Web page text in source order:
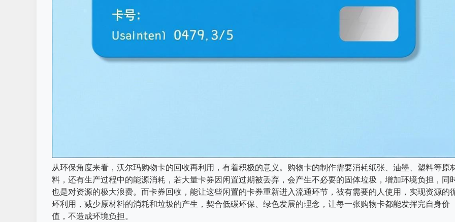
从环保角度来看，沃尔玛购物卡的回收再利用，有着积极的意义。购物卡的制作需要消耗纸张、油墨、塑料等原
料，还有生产过程中的能源消耗，若大量卡券因闲置过期被丢弃，会产生不必要的固体垃圾，增加环境负担，同
也是对资源的极大浪费。而卡券回收，能让这些闲置的卡券重新进入流通环节，被有需要的人使用，实现资源的
环利用，减少原材料的消耗和垃圾的产生，契合低碳环保、绿色发展的理念，让每一张购物卡都能发挥完自身价
值，不造成环境负担。